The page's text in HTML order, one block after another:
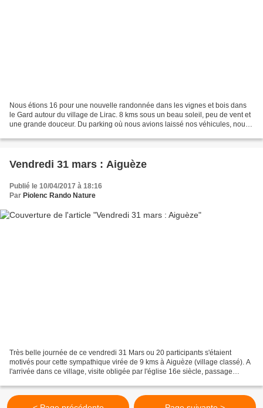
Nous étions 16 pour une nouvelle randonnée dans les vignes et bois dans
le Gard autour du village de Lirac. 8 kms sous un beau soleil, peu de vent et
une grande douceur. Du parking où nous avions laissé nos véhicules, nous
Vendredi 31 mars : Aiguèze
Publié le 10/04/2017 à 18:16
Par Piolenc Rando Nature
Très belle journée de ce vendredi 31 Mars ou 20 participants s'étaient
motivés pour cette sympathique virée de 9 kms à Aiguèze (village classé). A
l'arrivée dans ce village, visite obligée par l'église 16e siècle, passage